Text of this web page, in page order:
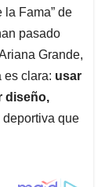
la Fama” de
pasado
Grande,
es clara: usar
diseño,
que